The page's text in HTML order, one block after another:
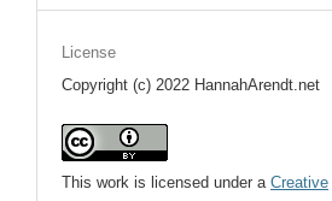
License
Copyright (c) 2022 HannahArendt.net
This work is licensed under aCreative